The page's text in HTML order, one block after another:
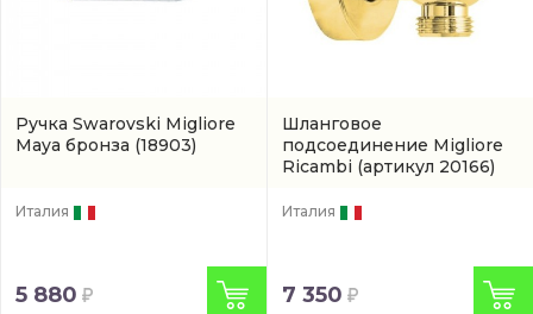
Ручка Swarovski Migliore
Maya бронза (18903)
Италия
5 880
Шланговое
подсоединение Migliore
Ricambi (артикул 20166)
Италия
7 350